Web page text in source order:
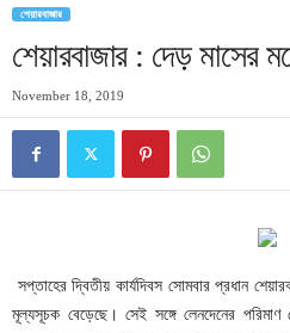
শেয়ারবাজার
শেয়ারবাজার : দেড় মাসের
November 18, 2019
সপ্তাহের দ্বিতীয় কার্যদিবস সোমবার প্রধান
মূল্যসূচক বেড়েছে। সেই সঙ্গে লেনদেনের পরিমাণ